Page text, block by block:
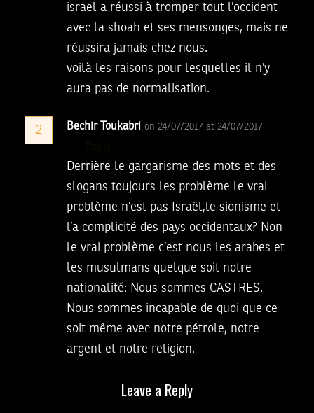
israel a réussi à tromper tout l’occident
avec la shoah et ses mensonges, mais ne
réussira jamais chez nous.
voilà les raisons pour lesquelles il n’y
aura pas de normalisation.
2 Bechir Toukabri on 24/07/2017 at 24/07/2017
Derrière le gargarisme des mots et des
slogans toujours les problème le vrai
problème n’est pas Israël,le sionisme et
l’a complicité des pays occidentaux? Non
le vrai problème c’est nous les arabes et
les musulmans quelque soit notre
nationalité: Nous sommes CASTRES.
Nous sommes incapable de quoi que ce
soit même avec notre pétrole, notre
argent et notre religion.
Leave a Reply